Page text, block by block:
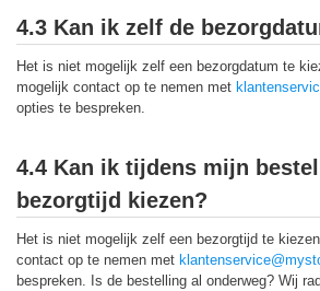
4.3 Kan ik zelf de
Het is niet mogelijk zelf een bezorgdatum te
mogelijk contact op te nemen met
opties te bespreken.
4.4 Kan ik tijdens mijn
bezorgtijd kiezen?
Het is niet mogelijk zelf een bezorgtijd te
contact op te nemen met
bespreken. Is de bestelling al onderweg? Wij